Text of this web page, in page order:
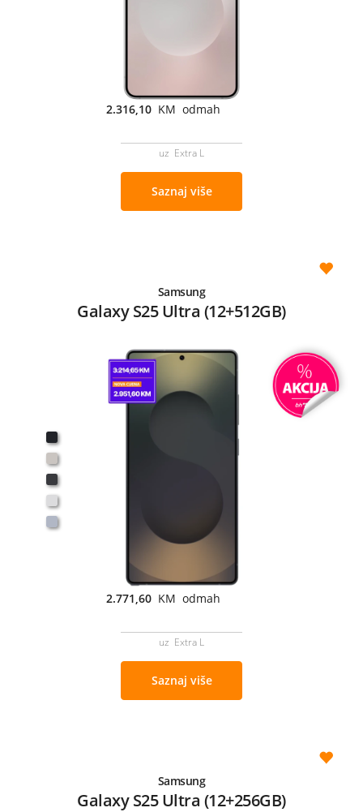
2.316,10 KM odmah
uz Extra L
Saznaj više
Samsung
Galaxy S25 Ultra (12+512GB)
2.771,60 KM odmah
uz Extra L
Saznaj više
Samsung
Galaxy S25 Ultra (12+256GB)